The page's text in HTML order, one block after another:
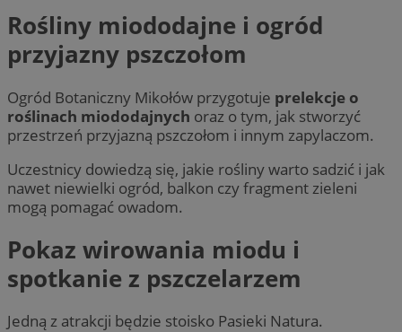
Rośliny miododajne i ogród
przyjazny pszczołom
Ogród Botaniczny Mikołów przygotuje prelekcje o
roślinach miododajnych oraz o tym, jak stworzyć
przestrzeń przyjazną pszczołom i innym zapylaczom.
Uczestnicy dowiedzą się, jakie rośliny warto sadzić i jak
nawet niewielki ogród, balkon czy fragment zieleni
mogą pomagać owadom.
Pokaz wirowania miodu i
spotkanie z pszczelarzem
Jedną z atrakcji będzie stoisko Pasieki Natura.